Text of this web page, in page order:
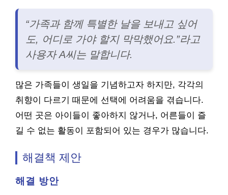
“가족과 함께 특별한 날을 보내고 싶어
도, 어디로 가야 할지 막막했어요.”라고
사용자 A씨는 말합니다.
많은 가족들이 생일을 기념하고자 하지만, 각각의
취향이 다르기 때문에 선택에 어려움을 겪습니다.
어떤 곳은 아이들이 좋아하지 않거나, 어른들이 즐
길 수 없는 활동이 포함되어 있는 경우가 많습니다.
해결책 제안
해결 방안